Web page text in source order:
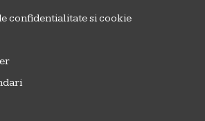
confidentialitate si cookie